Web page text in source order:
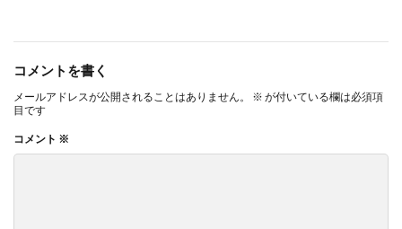
コメントを書く
メールアドレスが公開されることはありません。 ※ が付いている欄は必須項
目です
コメント ※